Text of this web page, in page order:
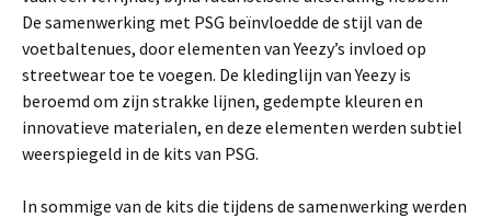
De samenwerking met PSG beïnvloedde de stijl van de
voetbaltenues, door elementen van Yeezy’s invloed op
streetwear toe te voegen. De kledinglijn van Yeezy is
beroemd om zijn strakke lijnen, gedempte kleuren en
innovatieve materialen, en deze elementen werden subtiel
weerspiegeld in de kits van PSG.
In sommige van de kits die tijdens de samenwerking werden